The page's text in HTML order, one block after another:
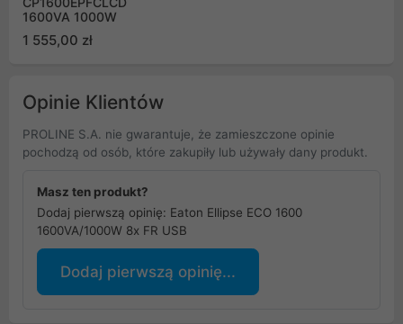
1600VA 1000W
1 555,00 zł
Opinie Klientów
PROLINE S.A. nie gwarantuje, że zamieszczone opinie
pochodzą od osób, które zakupiły lub używały dany produkt.
Masz ten produkt?
Dodaj pierwszą opinię: Eaton Ellipse ECO 1600
1600VA/1000W 8x FR USB
Dodaj pierwszą opinię...